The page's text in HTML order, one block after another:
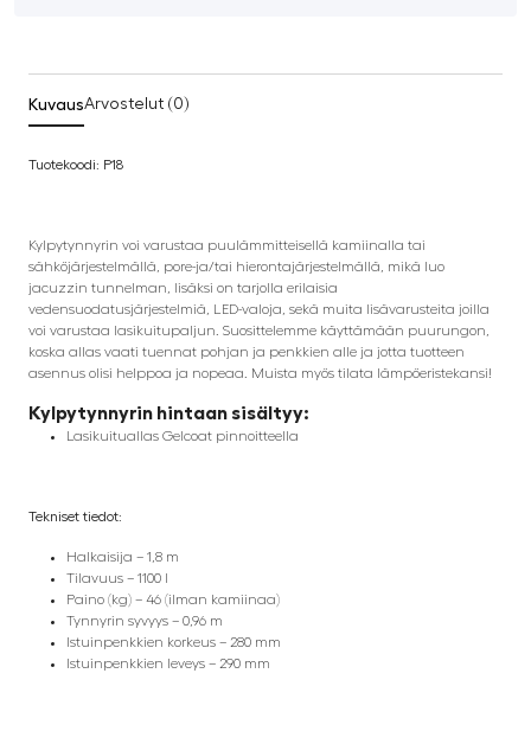
KuvausArvostelut (0)
Tuotekoodi: P18
Kylpytynnyrin voi varustaa puulämmitteisellä kamiinalla tai
sähköjärjestelmällä, pore-ja/tai hierontajärjestelmällä, mikä luo
jacuzzin tunnelman, lisäksi on tarjolla erilaisia
vedensuodatusjärjestelmiä, LED-valoja, sekä muita lisävarusteita joilla
voi varustaa lasikuitupaljun. Suosittelemme käyttämään puurungon,
koska allas vaati tuennat pohjan ja penkkien alle ja jotta tuotteen
asennus olisi helppoa ja nopeaa. Muista myös tilata lämpöeristekansi!
Kylpytynnyrin hintaan sisältyy:
Lasikuituallas Gelcoat pinnoitteella
Tekniset tiedot:
Halkaisija – 1,8 m
Tilavuus – 1100 l
Paino (kg) – 46 (ilman kamiinaa)
Tynnyrin syvyys – 0,96 m
Istuinpenkkien korkeus – 280 mm
Istuinpenkkien leveys – 290 mm